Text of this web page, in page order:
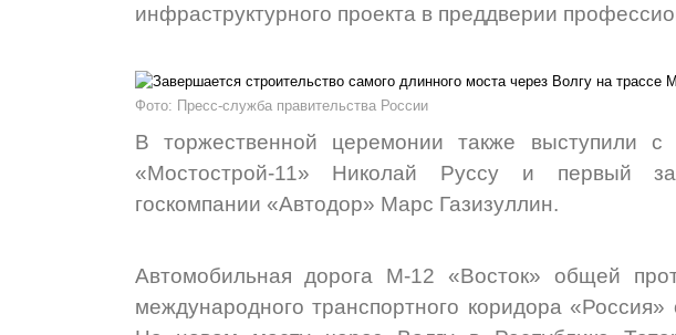
инфраструктурного проекта в преддверии
Фото: Пресс-служба правительства России
В торжественной церемонии также выступили
«Мостострой-11» Николай Руссу и первый
госкомпании «Автодор» Марс Газизуллин.
Автомобильная дорога М-12 «Восток» общей
международного транспортного коридора